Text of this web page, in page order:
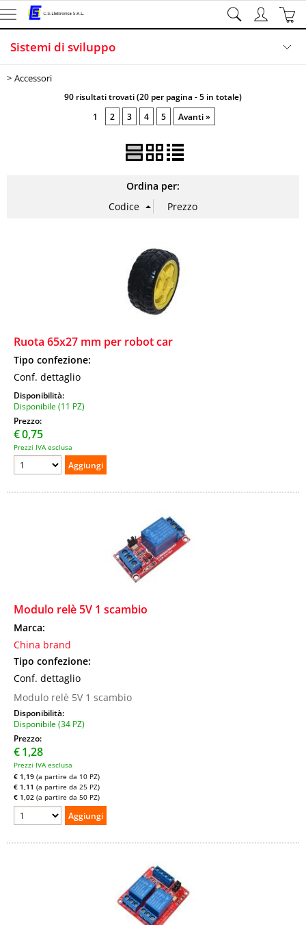
Elettronica
Sistemi di sviluppo
Accessori
90 risultati trovati (20 per pagina - 5 in totale)
1
2 3 4 5 Avanti »
Ordina per:
Ruota 65x27 mm per robot car
Tipo confezione:
Conf. dettaglio
Disponibilità:
Disponibile (11 PZ)
Prezzo:
€0,75
Prezzi IVA esclusa
Modulo relè 5V 1 scambio
Marca:
China brand
Tipo confezione:
Conf. dettaglio
Modulo relè 5V 1 scambio
Disponibilità:
Disponibile (34 PZ)
Prezzo:
€1,28
Prezzi IVA esclusa
€ 1,19 (a partire da 10 PZ)
€ 1,11 (a partire da 25 PZ)
€ 1,02 (a partire da 50 PZ)